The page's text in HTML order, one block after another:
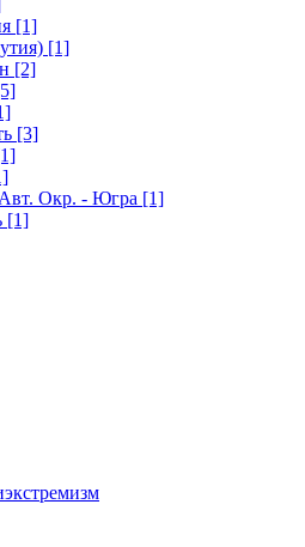
[1]
[1]
[2]
[3]
Окр. - Югра [1]
[1]